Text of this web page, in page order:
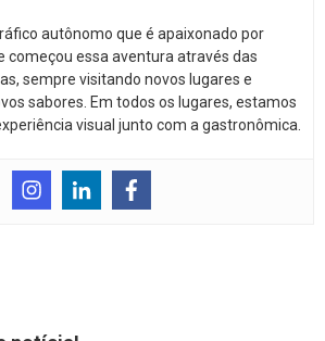
autônomo que é apaixonado por
começou essa aventura através das
sempre visitando novos lugares e
sabores. Em todos os lugares, estamos
visual junto com a gastronômica.